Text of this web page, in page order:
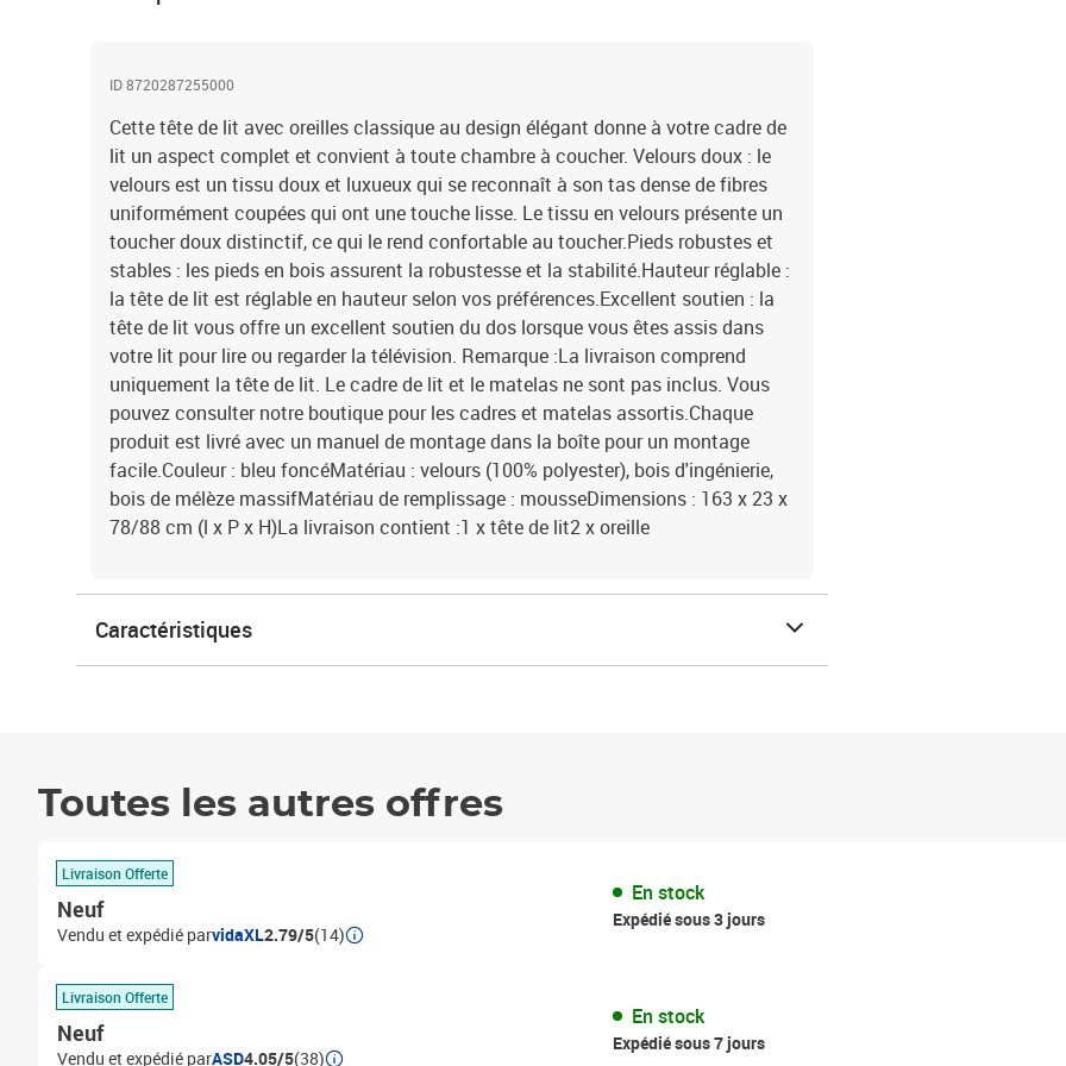
ID 8720287255000
Cette tête de lit avec oreilles classique au design élégant donne à votre cadre de
lit un aspect complet et convient à toute chambre à coucher. Velours doux : le
velours est un tissu doux et luxueux qui se reconnaît à son tas dense de fibres
uniformément coupées qui ont une touche lisse. Le tissu en velours présente un
toucher doux distinctif, ce qui le rend confortable au toucher.Pieds robustes et
stables : les pieds en bois assurent la robustesse et la stabilité.Hauteur réglable :
la tête de lit est réglable en hauteur selon vos préférences.Excellent soutien : la
tête de lit vous offre un excellent soutien du dos lorsque vous êtes assis dans
votre lit pour lire ou regarder la télévision. Remarque :La livraison comprend
uniquement la tête de lit. Le cadre de lit et le matelas ne sont pas inclus. Vous
pouvez consulter notre boutique pour les cadres et matelas assortis.Chaque
produit est livré avec un manuel de montage dans la boîte pour un montage
facile.Couleur : bleu foncéMatériau : velours (100% polyester), bois d'ingénierie,
bois de mélèze massifMatériau de remplissage : mousseDimensions : 163 x 23 x
78/88 cm (l x P x H)La livraison contient :1 x tête de lit2 x oreille
Caractéristiques
Toutes les autres offres
Livraison Offerte
Neuf
Vendu et expédié parvidaXL2.79/5(14)
En stock
Expédié sous 3 jours
Livraison Offerte
Neuf
Vendu et expédié parASD4.05/5(38)
En stock
Expédié sous 7 jours